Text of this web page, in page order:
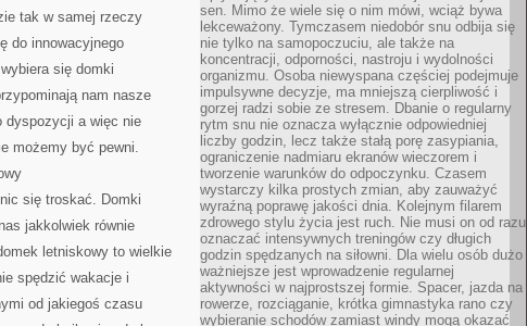
MIESZKANIU
tak w samej rzeczy
do innowacyjnego
się domki
nam nasze
dyspozycji a więc nie
możemy być pewni.
się troskać. Domki
jakkolwiek równie
letniskowy to wielkie
spędzić wakacje i
od jakiegoś czasu
sen. Mimo że wiele się o nim mówi, wciąż bywa
lekceważony. Tymczasem niedobór snu odbija się
nie tylko na samopoczuciu, ale także na
koncentracji, odporności, nastroju i wydolności
organizmu. Osoba niewyspana częściej podejmuje
impulsywne decyzje, ma mniejszą cierpliwość i
gorzej radzi sobie ze stresem. Dbanie o regularny
rytm snu nie oznacza wyłącznie odpowiedniej
liczby godzin, lecz także stałą porę zasypiania,
ograniczenie nadmiaru ekranów wieczorem i
tworzenie warunków do odpoczynku. Czasem
wystarczy kilka prostych zmian, aby zauważyć
wyraźną poprawę jakości dnia. Kolejnym filarem
zdrowego stylu życia jest ruch. Nie musi on od razu
oznaczać intensywnych treningów czy długich
godzin spędzanych na siłowni. Dla wielu osób dużo
ważniejsze jest wprowadzenie regularnej
aktywności w najprostszej formie. Spacer, jazda na
rowerze, rozciąganie, krótka gimnastyka rano czy
wybieranie schodów zamiast windy mogą okazać